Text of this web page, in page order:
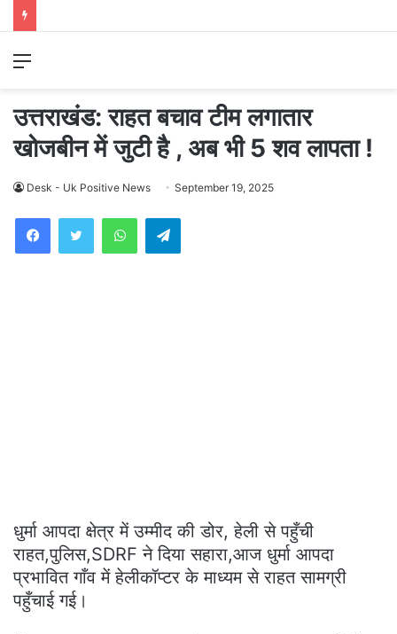
Menu
उत्तराखंड: राहत बचाव टीम लगातार
खोजबीन में जुटी है , अब भी 5 शव लापता !
Desk - Uk Positive News September 19, 2025
WhatsAppTelegram
धुर्मा आपदा क्षेत्र में उम्मीद की डोर, हेली से पहुँची
राहत,पुलिस,SDRF ने दिया सहारा,आज धुर्मा आपदा
प्रभावित गाँव में हेलीकॉप्टर के माध्यम से राहत सामग्री
पहुँचाई गई।